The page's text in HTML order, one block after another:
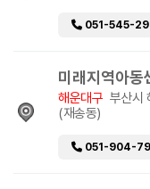
051-545-
미래지역아동
해운대구 부산시
(재송동)
051-904-